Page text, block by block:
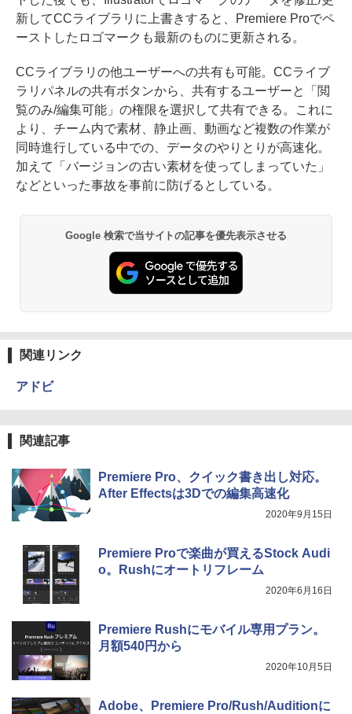
新してCCライブラリに上書きすると、Premiere Proでペ
ーストしたロゴマークも最新のものに更新される。
CCライブラリの他ユーザーへの共有も可能。CCライブ
ラリパネルの共有ボタンから、共有するユーザーと「閲
覧のみ/編集可能」の権限を選択して共有できる。これに
より、チーム内で素材、静止画、動画など複数の作業が
同時進行している中での、データのやりとりが高速化。
加えて「バージョンの古い素材を使ってしまっていた」
などといった事故を事前に防げるとしている。
Google 検索で当サイトの記事を優先表示させる
関連リンク
アドビ
関連記事
Premiere Pro、クイック書き出し対応。
After Effectsは3Dでの編集高速化
2020年9月15日
Premiere Proで楽曲が買えるStock Audi
o。Rushにオートリフレーム
2020年6月16日
Premiere Rushにモバイル専用プラン。
月額540円から
2020年10月5日
Adobe、Premiere Pro/Rush/Auditionに